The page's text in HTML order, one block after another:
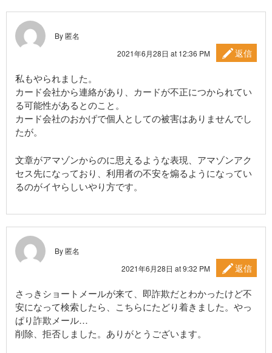
By 匿名
2021年6月28日 at 12:36 PM
返信
私もやられました。
カード会社から連絡があり、カードが不正につかられてい
る可能性があるとのこと。
カード会社のおかげで個人としての被害はありませんでし
たが。
文章がアマゾンからのに思えるような表現、アマゾンアク
セス先になっており、利用者の不安を煽るようになってい
るのがイヤらしいやり方です。
By 匿名
2021年6月28日 at 9:32 PM
返信
さっきショートメールが来て、即詐欺だとわかったけど不
安になって検索したら、こちらにたどり着きました。やっ
ぱり詐欺メール…
削除、拒否しました。ありがとうございます。